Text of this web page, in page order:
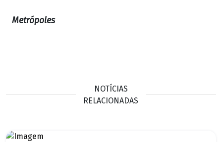
Metrópoles
NOTÍCIAS
RELACIONADAS